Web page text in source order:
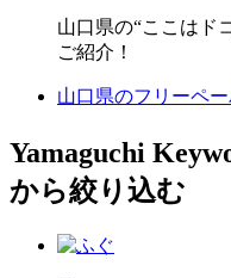
山口県の“ここはド
ご紹介！
山口県のフリーペ
Yamaguchi
から絞り込む